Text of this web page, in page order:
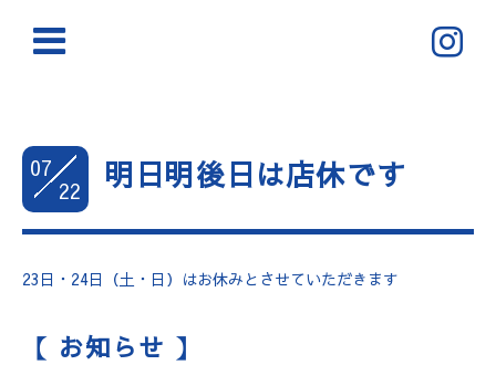
07
22
明日明後日は店休です
23日・24日（土・日）はお休みとさせていただきます
【 お知らせ 】